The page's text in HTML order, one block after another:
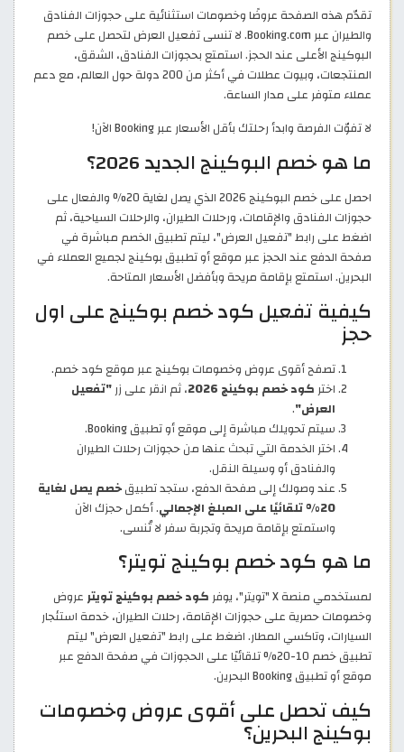
تقدّم هذه الصفحة عروضًا وخصومات استثنائية على حجوزات الفنادق
والطيران عبر Booking.com. لا تنسى تفعيل العرض لتحصل على خصم
البوكينج الأعلى عند الحجز. استمتع بحجوزات الفنادق، الشقق،
المنتجعات، وبيوت عطلات في أكثر من 200 دولة حول العالم، مع دعم
عملاء متوفر على مدار الساعة.
لا تفوّت الفرصة وابدأ رحلتك بأقل الأسعار عبر Booking الآن!
ما هو خصم البوكينج الجديد 2026؟
احصل على خصم البوكينج 2026 الذي يصل لغاية 20% والفعال على
حجوزات الفنادق والإقامات، ورحلات الطيران، والرحلات السياحية، ثم
اضغط على رابط "تفعيل العرض"، ليتم تطبيق الخصم مباشرة في
صفحة الدفع عند الحجز عبر موقع أو تطبيق بوكينج لجميع العملاء في
البحرين. استمتع بإقامة مريحة وبأفضل الأسعار المتاحة.
كيفية تفعيل كود خصم بوكينج على اول
حجز
تصفح أقوى عروض وخصومات بوكينج عبر موقع كود خصم.
اختر كود خصم بوكينج 2026 ، ثم انقر على زر"تفعيل
العرض".
سيتم تحويلك مباشرة إلى موقع أو تطبيق Booking.
اختر الخدمة التي تبحث عنها من حجوزات رحلات الطيران
والفنادق أو وسيلة النقل.
عند وصولك إلى صفحة الدفع، ستجد تطبيقخصم يصل لغاية
20% تلقائيًا على المبلغ الإجمالي
. أكمل حجزك الآن
واستمتع بإقامة مريحة وتجربة سفر لا تُنسى.
ما هو كود خصم بوكينج تويتر؟
لمستخدمي منصة X "تويتر"، يوفر كود خصم بوكينج تويتر عروض
وخصومات حصرية على حجوزات الإقامة، رحلات الطيران، خدمة استئجار
السيارات، وتاكسي المطار. اضغط على رابط "تفعيل العرض" ليتم
تطبيق خصم 10-20% تلقائيًا على الحجوزات في صفحة الدفع عبر
موقع أو تطبيق Booking البحرين.
كيف تحصل على أقوى عروض وخصومات
بوكينج البحرين؟